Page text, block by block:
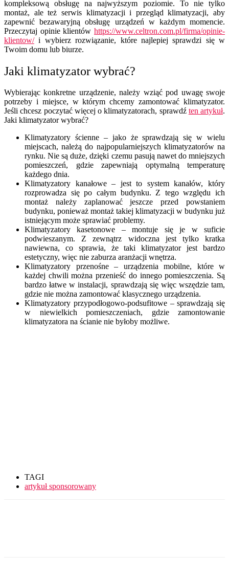
kompleksową obsługę na najwyższym poziomie. To nie tylko
montaż, ale też serwis klimatyzacji i przegląd klimatyzacji, aby
zapewnić bezawaryjną obsługę urządzeń w każdym momencie.
Przeczytaj opinie klientów https://www.celtron.com.pl/firma/opinie-
klientow/i wybierz rozwiązanie, które najlepiej sprawdzi się w
Twoim domu lub biurze.
Jaki klimatyzator wybrać?
Wybierając konkretne urządzenie, należy wziąć pod uwagę swoje
potrzeby i miejsce, w którym chcemy zamontować klimatyzator.
Jeśli chcesz poczytać więcej o klimatyzatorach, sprawdź ten artykuł.
Jaki klimatyzator wybrać?
Klimatyzatory ścienne – jako że sprawdzają się w wielu
miejscach, należą do najpopularniejszych klimatyzatorów na
rynku. Nie są duże, dzięki czemu pasują nawet do mniejszych
pomieszczeń, gdzie zapewniają optymalną temperaturę
każdego dnia.
Klimatyzatory kanałowe – jest to system kanałów, który
rozprowadza się po całym budynku. Z tego względu ich
montaż należy zaplanować jeszcze przed powstaniem
budynku, ponieważ montaż takiej klimatyzacji w budynku już
istniejącym może sprawiać problemy.
Klimatyzatory kasetonowe – montuje się je w suficie
podwieszanym. Z zewnątrz widoczna jest tylko kratka
nawiewna, co sprawia, że taki klimatyzator jest bardzo
estetyczny, więc nie zaburza aranżacji wnętrza.
Klimatyzatory przenośne – urządzenia mobilne, które w
każdej chwili można przenieść do innego pomieszczenia. Są
bardzo łatwe w instalacji, sprawdzają się więc wszędzie tam,
gdzie nie można zamontować klasycznego urządzenia.
Klimatyzatory przypodłogowo-podsufitowe – sprawdzają się
w niewielkich pomieszczeniach, gdzie zamontowanie
klimatyzatora na ścianie nie byłoby możliwe.
TAGI
artykuł sponsorowany